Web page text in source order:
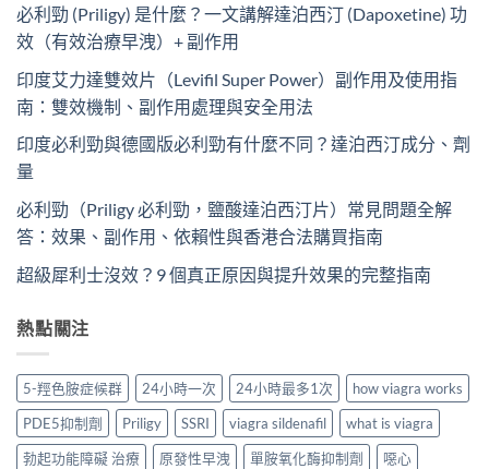
必利勁 (Priligy) 是什麼？一文講解達泊西汀 (Dapoxetine) 功
效（有效治療早洩）+ 副作用
印度艾力達雙效片（Levifil Super Power）副作用及使用指
南：雙效機制、副作用處理與安全用法
印度必利勁與德國版必利勁有什麼不同？達泊西汀成分、劑
量
必利勁（Priligy 必利勁，鹽酸達泊西汀片）常見問題全解
答：效果、副作用、依賴性與香港合法購買指南
超級犀利士沒效？9 個真正原因與提升效果的完整指南
熱點關注
5-羥色胺症候群 24小時一次 24小時最多1次
how viagra works
PDE5抑制劑
Priligy SSRI viagra sildenafil
what is viagra
勃起功能障礙 治療
原發性早洩 單胺氧化酶抑制劑
噁心